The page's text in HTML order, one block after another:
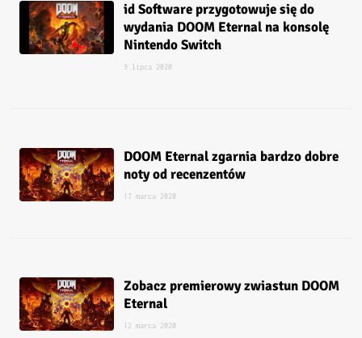
id Software przygotowuje się do
wydania DOOM Eternal na konsolę
Nintendo Switch
9 lipca 2020
DOOM Eternal zgarnia bardzo dobre
noty od recenzentów
17 marca 2020
Zobacz premierowy zwiastun DOOM
Eternal
12 marca 2020